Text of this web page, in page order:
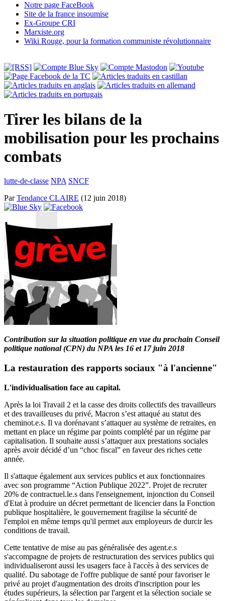
Notre page FaceBook
Site de la france insoumise
Ex-Groupe CRI
Marxiste.org
Wiki Rouge, pour la formation communiste révolutionnaire
Tirer les bilans de la
mobilisation pour les prochains
combats
lutte-de-classe NPA SNCF
ParTendance CLAIRE (12 juin 2018)
Contribution sur la situation politique en vue du prochain Conseil
politique national (CPN) du NPA les 16 et 17 juin 2018
La restauration des rapports sociaux "à l'ancienne"
L'individualisation face au capital.
Après la loi Travail 2 et la casse des droits collectifs des travailleurs
et des travailleuses du privé, Macron s’est attaqué au statut des
cheminot.e.s. Il va dorénavant s’attaquer au système de retraites, en
mettant en place un régime par points complété par un régime par
capitalisation. Il souhaite aussi s’attaquer aux prestations sociales
après avoir décidé d’un “choc fiscal” en faveur des riches cette
année.
Il s'attaque également aux services publics et aux fonctionnaires
avec son programme “Action Publique 2022”. Projet de recruter
20% de contractuel.le.s dans l'enseignement, injonction du Conseil
d'Etat à produire un décret permettant de licencier dans la Fonction
publique hospitalière, le gouvernement fragilise la sécurité de
l'emploi en même temps qu'il permet aux employeurs de durcir les
conditions de travail.
Cette tentative de mise au pas généralisée des agent.e.s
s'accompagne de projets de restructuration des services publics qui
individualiseront aussi les usagers face à l'accès à des services de
qualité. Du sabotage de l'offre publique de santé pour favoriser le
privé au projet d'augmentation des droits d'inscription pour les
études supérieurs, la sélection par l'argent et la sélection sociale se